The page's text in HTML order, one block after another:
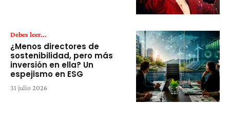
Debes leer...
¿Menos directores de
sostenibilidad, pero más
inversión en ella? Un
espejismo en ESG
31 julio 2026